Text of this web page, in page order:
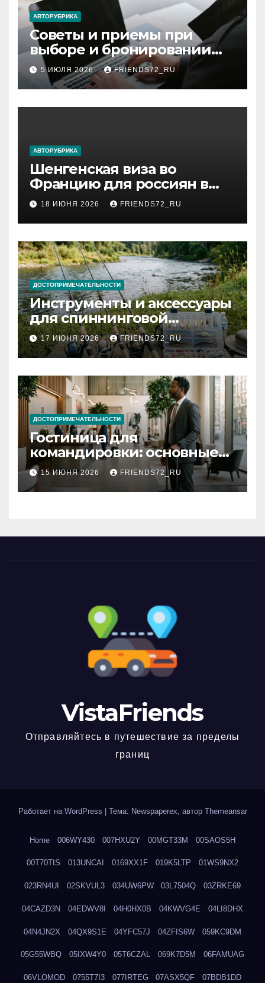
АВТОРУБРИКА
Советы и приемы при
выборе и бронировании
авиабилетов
5 ИЮЛЯ 2026 FRIENDS72_RU
АВТОРУБРИКА
Шенгенская виза во
Францию для россиян в
2026 году: сроки от 3 дней
и список необходимых
документов
18 ИЮНЯ 2026 FRIENDS72_RU
ДОСТОПРИМЕЧАТЕЛЬНОСТИ
Инструменты и аксессуары
для спиннинговой
рыбалки: назначение и
типы
17 ИЮНЯ 2026 FRIENDS72_RU
ДОСТОПРИМЕЧАТЕЛЬНОСТИ
Гостиница для
командировки: основные
критерии выбора
15 ИЮНЯ 2026 FRIENDS72_RU
VistaFriends
Отправляйтесь в путешествие за пределы
границ
Работает на WordPress Тема: Newspaperex, автор Themeansar
Home 006WY430 007HXU2Y 00MGT33M 00SAOS5H
00T70TIS 013UNCAI 0169XX1F 019K5LTP 01WS9NX2
023RN4UI 02SKVUL3 034UW6PW 03L7504Q 03ZRKE69
04CAZD3N 04EDWV8I 04H0HX0B 04KWVG4E 04LI8DHX
04N4JN2X 04QX9S1E 04YFC57J 04ZFIS6W 059KC9DM
05G55WBQ 05IXW4Y0 05T6CZAL 069K7D5M 06FAMUAG
06VLOMOD 0755T7I3 077IRTEG 07ASX5QF 07BDB1DD